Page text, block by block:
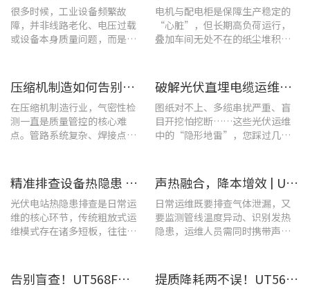
很多时候，工业设备频繁故
障，并非线路老化、电压过载
或设备本身质量问题，而是谐
电机与配电柜是保障生产稳定的
“心脏”，但长期高负荷运行，
叠加车间无处不在的纸尘堆积，
压缩机制造如何告别“气密性焦虑”?UT568F红外声热成像仪实战揭秘
在压缩机制造行业，气密性检
测一直是质量管控的核心难
点。管路系统复杂、焊接点众
破解光伏直埋电缆运维难题：UT689B智能管线探测仪实测纪实
图纸对不上、多缆串扰严重、盲
目开挖怕挖断……这些光伏运维
中的“隐形地雷”，您踩过几
​精准排查设备热隐患 | UTi640J智能型红外热成像仪赋能光伏电站高效运维
光伏电站热隐患排查是日常运
维的核心环节，传统粗放式运
维模式存在诸多短板，往往面
安全性。
声热融合，降本增效 | UT568F红外声成像仪，以智能巡检筑牢气体厂区安全屏障
日常运维既要排查气体泄漏，又
要监测管线温度异动、识别发热
隐患，运维人员需同时携带声学
检效率低下。
告别盲查！UT568F红外声成像仪，让汽车智造车间气体泄漏检测更智能高效 提质降耗两不误！UT568F红外声成像仪破解酿酒车间检漏难题